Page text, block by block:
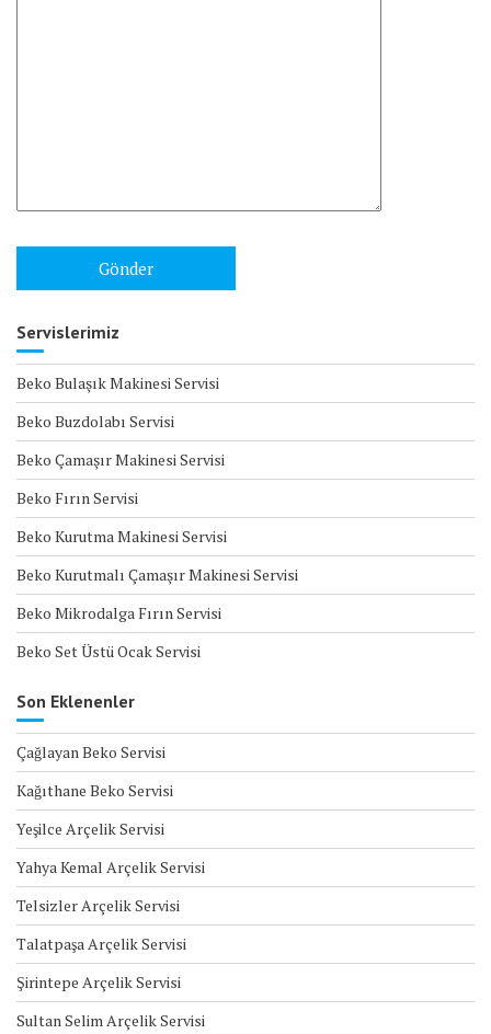
Servislerimiz
Beko Bulaşık Makinesi Servisi
Beko Buzdolabı Servisi
Beko Çamaşır Makinesi Servisi
Beko Fırın Servisi
Beko Kurutma Makinesi Servisi
Beko Kurutmalı Çamaşır Makinesi Servisi
Beko Mikrodalga Fırın Servisi
Beko Set Üstü Ocak Servisi
Son Eklenenler
Çağlayan Beko Servisi
Kağıthane Beko Servisi
Yeşilce Arçelik Servisi
Yahya Kemal Arçelik Servisi
Telsizler Arçelik Servisi
Talatpaşa Arçelik Servisi
Şirintepe Arçelik Servisi
Sultan Selim Arçelik Servisi